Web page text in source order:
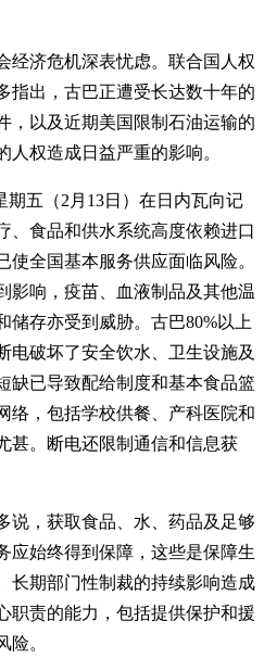
经济危机深表忧虑。联合国人权
指出，古巴正遭受长达数十年的
，以及近期美国限制石油运输的
权造成日益严重的影响。
期五（2月13日）在日内瓦向记
、食品和供水系统高度依赖进口
全国基本服务供应面临风险。
影响，疫苗、血液制品及其他温
储存亦受到威胁。古巴80%以上
电破坏了安全饮水、卫生设施及
缺已导致配给制度和基本食品篮
络，包括学校供餐、产科医院和
甚。断电还限制通信和信息获
说，获取食品、水、药品及足够
应始终得到保障，这些是保障生
长期部门性制裁的持续影响造成
职责的能力，包括提供保护和援
险。